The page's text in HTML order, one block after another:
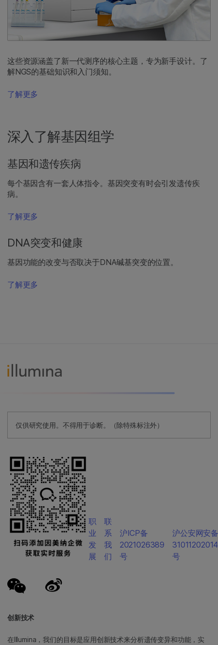
这些资源涵盖了新一代测序的核心主题，专为新手设计。了
解NGS的基础知识和入门须知。
了解更多
深入了解基因组学
基因和遗传疾病
每个基因含有一套人体指令。基因突变有时会引发遗传疾
病。
了解更多
DNA突变和健康
基因功能的改变与否取决于DNA碱基突变的位置。
了解更多
仅供研究使用。不得用于诊断。（除特殊标注外）
创新技术
在Illumina，我们的目标是应用创新技术来分析遗传变异和功能，实
职
业
发
展
联
系
我
们
沪ICP备
2021026389
号
沪公安网安
号